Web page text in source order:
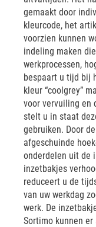
gemaakt door
kleurcode, het
voorzien kunnen
indeling maken
werkprocessen,
bespaart u tijd bij
kleur “coolgrey”
voor vervuiling en
stelt u in staat
gebruiken. Door
afgeschuinde
onderdelen uit de
inzetbakjes
reduceert u de
van uw werkdag
werk. De
Sortimo kunnen